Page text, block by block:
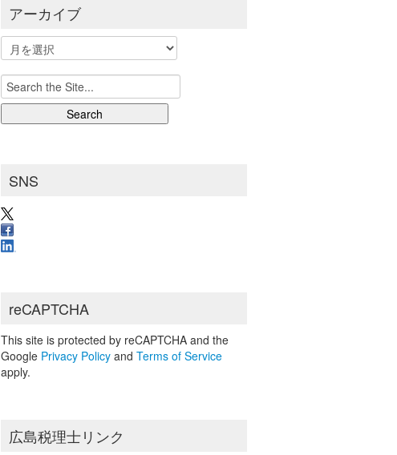
アーカイブ
ー
カ
イ
ブ
Search
for:
SNS
reCAPTCHA
This site is protected by reCAPTCHA and the
Google Privacy Policy andTerms of Service
apply.
広島税理士リンク